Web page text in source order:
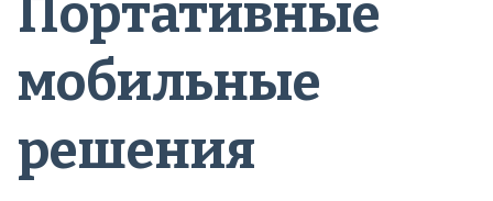
Портативные
мобильные
решения